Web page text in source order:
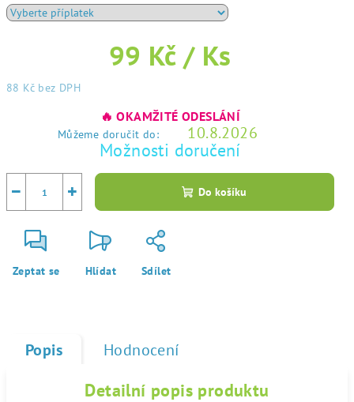
99 Kč / Ks
88 Kč bez DPH
🔥 OKAMŽITÉ ODESLÁNÍ
Můžeme doručit do: 10.8.2026
Možnosti doručení
+
− Do košíku
Zeptat se Hlídat Sdílet
Popis Hodnocení
Detailní popis produktu